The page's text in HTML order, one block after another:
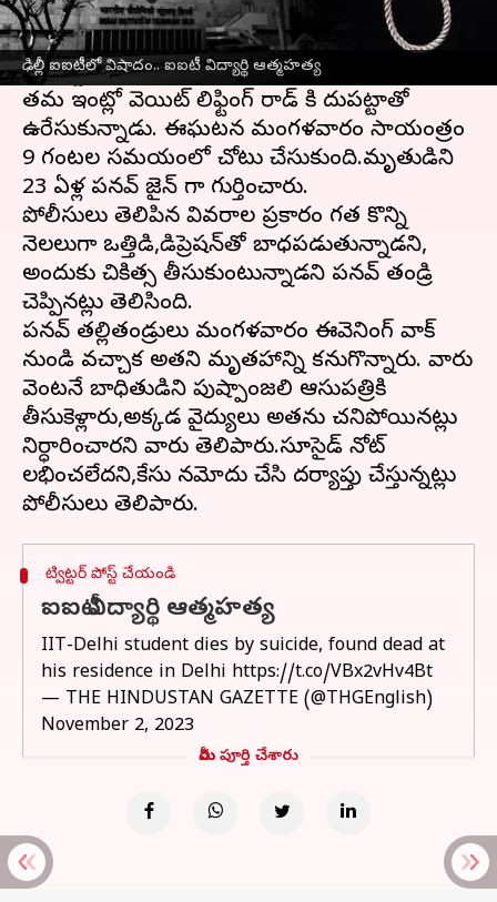
ఢిల్లీ ఐఐటీలో విషాదం.. ఐఐటీ విద్యార్థి ఆత్మహత్య
దేశ రాజధానిలో విషాదం చోటుచేసుకుంది. దిల్లీ
ఐఐటీలో ఓ ఇంజనీరింగ్ విద్యార్థి ఆత్మ‌హ‌త్యకు
పాల్పడ్డాడు.
తమ ఇంట్లో వెయిట్ లిఫ్టింగ్ రాడ్ కి దుపట్టాతో
ఉరేసుకున్నాడు. ఈఘ‌ట‌న మంగళవారం సాయంత్రం
9 గంట‌ల స‌మ‌యంలో చోటు చేసుకుంది.మృతుడిని
23 ఏళ్ల పనవ్ జైన్ గా గుర్తించారు.
పోలీసులు తెలిపిన వివరాల ప్రకారం గత కొన్ని
నెలలుగా ఒత్తిడి,డిప్రెషన్‌తో బాధపడుతున్నాడని,
అందుకు చికిత్స తీసుకుంటున్నాడని పనవ్ తండ్రి
చెప్పినట్లు తెలిసింది.
పనవ్ తల్లితండ్రులు మంగళవారం ఈవెనింగ్ వాక్
నుండి వచ్చాక అతని మృతదేహాన్ని కనుగొన్నారు. వారు
వెంటనే బాధితుడిని పుష్పాంజలి ఆసుపత్రికి
తీసుకెళ్లారు,అక్కడ వైద్యులు అతను చనిపోయినట్లు
నిర్ధారించారని వారు తెలిపారు.సూసైడ్ నోట్
లభించలేదని,కేసు నమోదు చేసి దర్యాప్తు చేస్తున్నట్లు
ట్విట్టర్ పోస్ట్ చేయండి
ఐఐటీ విద్యార్థి ఆత్మహత్య
IIT-Delhi student dies by suicide, found dead at
his residence in Delhi https://t.co/VBx2vHv4Bt
— THE HINDUSTAN GAZETTE (@THGEnglish)
November 2, 2023
మీరు పూర్తి చేశారు